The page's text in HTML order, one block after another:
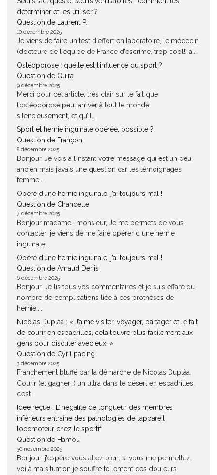
déterminer et les utiliser ?
Question de Laurent P.
10 décembre 2025
Je viens de faire un test d'effort en laboratoire, le médecin
(docteure de l'équipe de France d'escrime, trop cool!) à...
Ostéoporose : quelle est l’influence du sport ?
Question de Quira
9 décembre 2025
Merci pour cet article, très clair sur le fait que
l’ostéoporose peut arriver à tout le monde,
silencieusement, et qu’il...
Sport et hernie inguinale opérée, possible ?
Question de Françon
8 décembre 2025
Bonjour, Je vois à l’instant votre message qui est un peu
ancien mais j’avais une question car les témoignages
femme...
Opéré d’une hernie inguinale, j’ai toujours mal !
Question de Chandelle
7 décembre 2025
Bonjour madame , monsieur, Je me permets de vous
contacter ,je viens de me faire opérer d une hernie
inguinale....
Opéré d’une hernie inguinale, j’ai toujours mal !
Question de Arnaud Denis
6 décembre 2025
Bonjour. Je lis tous vos commentaires et je suis effaré du
nombre de complications liée à ces prothèses de
hernie....
Nicolas Duplàa : « J’aime visiter, voyager, partager et le fait
de courir en espadrilles, cela t’ouvre plus facilement aux
gens pour discuter avec eux. »
Question de Cyril pacing
3 décembre 2025
Franchement bluffé par la démarche de Nicolas Duplàa.
Courir (et gagner !) un ultra dans le désert en espadrilles,
c’est...
Idée reçue : L’inégalité de longueur des membres
inférieurs entraine des pathologies de l’appareil
locomoteur chez le sportif
Question de Hamou
30 novembre 2025
Bonjour, j'espère vous allez bien. si vous me permettez.
voilà ma situation je souffre tellement des douleurs